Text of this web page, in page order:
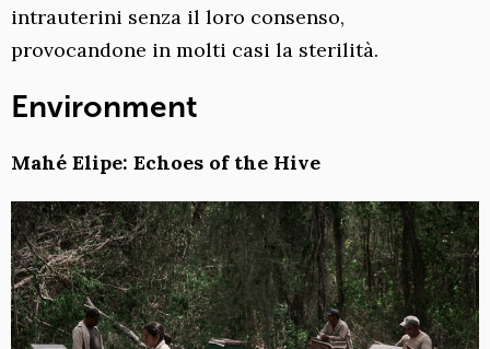
intrauterini senza il loro consenso,
provocandone in molti casi la sterilità.
Environment
Mahé Elipe: Echoes of the Hive